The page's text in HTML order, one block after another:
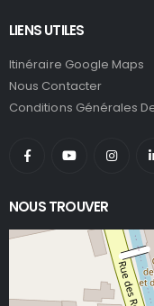
LIENS UTILES
Itinéraire Google Maps
Nous Contacter
Conditions Générales
NOUS TROUVER